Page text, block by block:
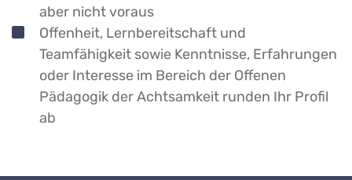
aber nicht voraus
Offenheit, Lernbereitschaft und
Teamfähigkeit sowie Kenntnisse, Erfahrungen
oder Interesse im Bereich der Offenen
Pädagogik der Achtsamkeit runden Ihr Profil
ab